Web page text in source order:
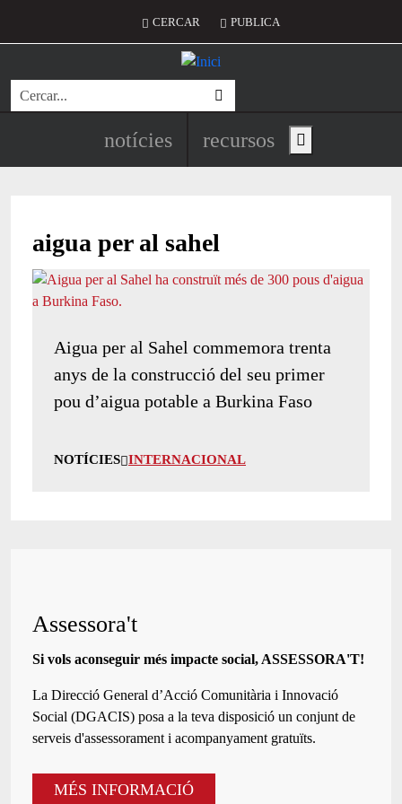
Menú del compte d'usuari
CERCAR PUBLICA
Cerca
Navegació principal de
notícies recursos Show main menu
aigua per al sahel
Aigua per al Sahel commemora trenta
anys de la construcció del seu primer
pou d’aigua potable a Burkina Faso
NOTÍCIES INTERNACIONAL
Assessora't
Si vols aconseguir més impacte social, ASSESSORA'T!
La Direcció General d’Acció Comunitària i Innovació
Social (DGACIS) posa a la teva disposició un conjunt de
serveis d'assessorament i acompanyament gratuïts.
MÉS INFORMACIÓ